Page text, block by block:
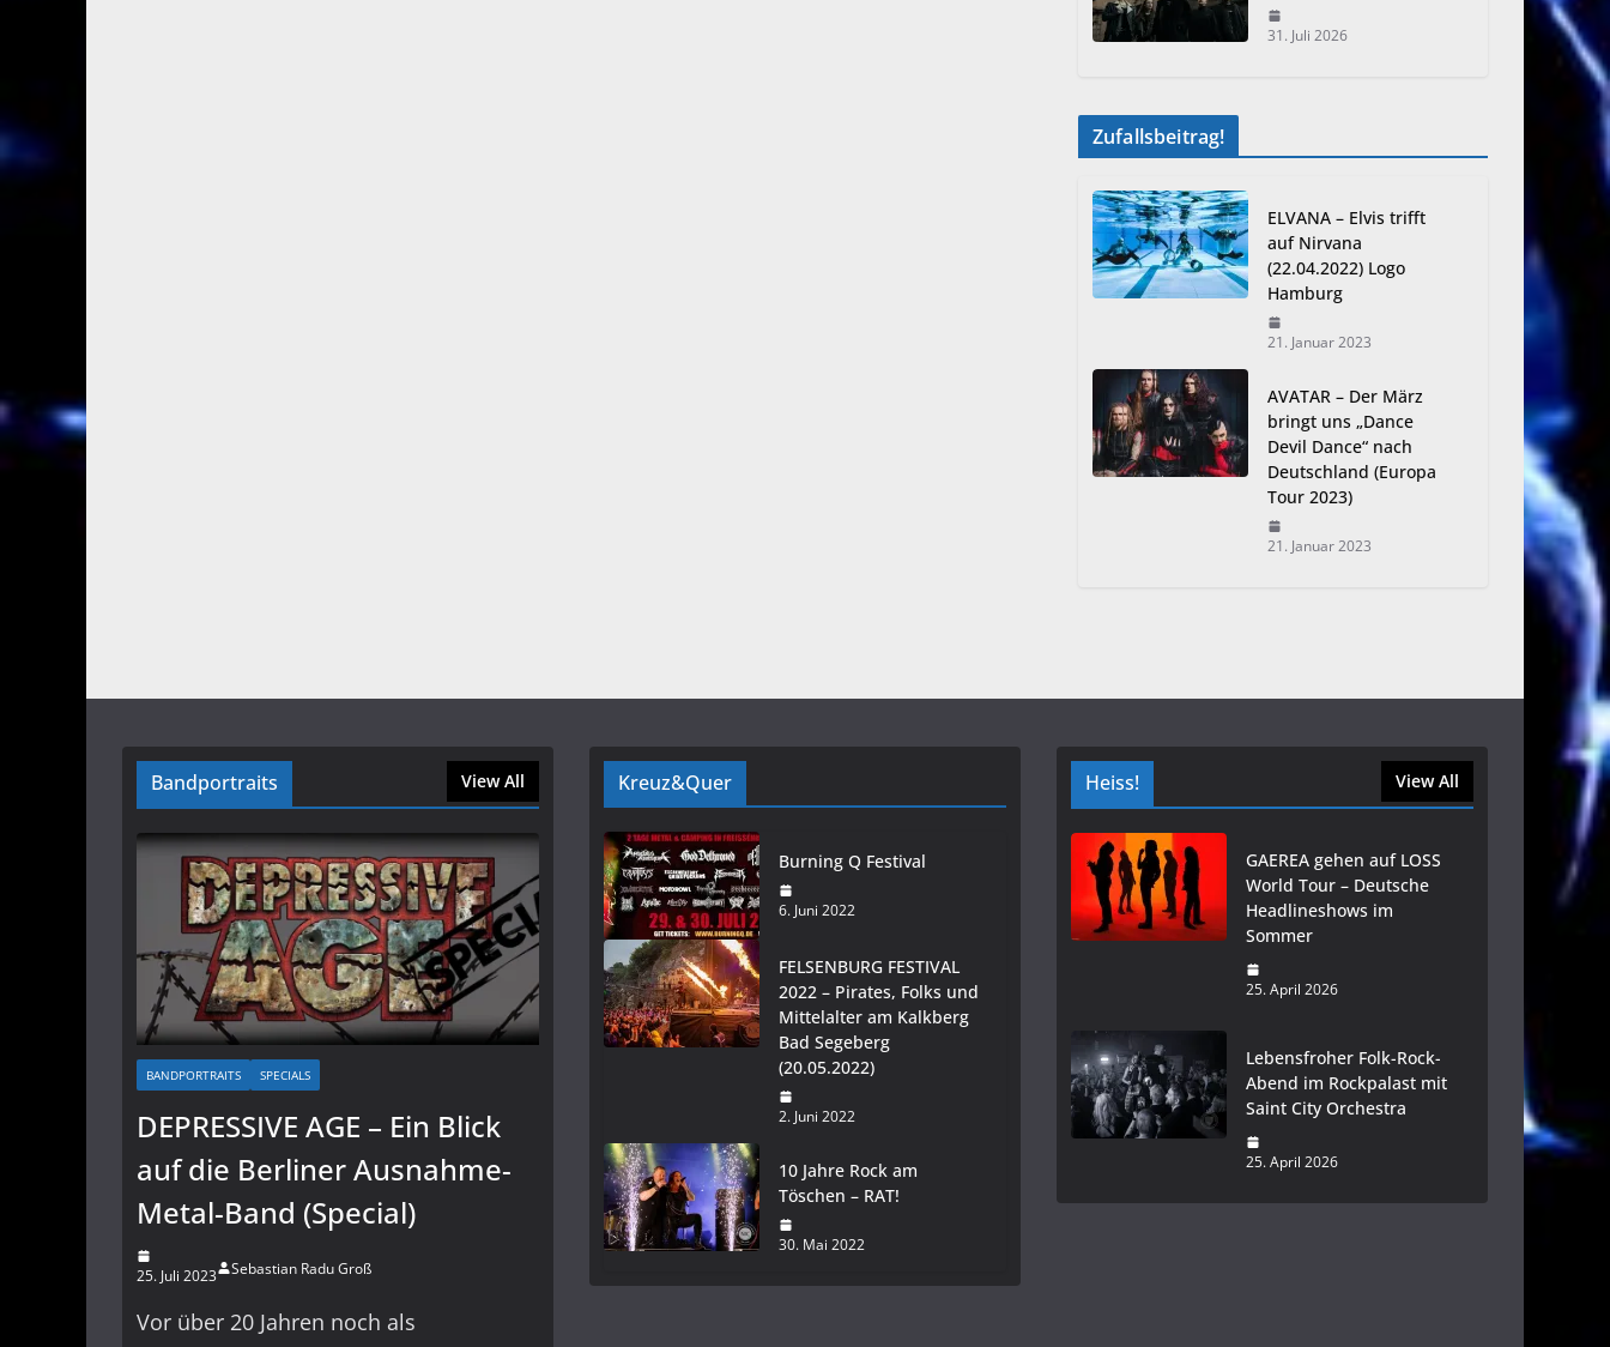
31. Juli 2026
Zufallsbeitrag!
ELVANA – Elvis trifft
auf Nirvana
(22.04.2022) Logo
Hamburg
21. Januar 2023
AVATAR – Der März
bringt uns „Dance
Devil Dance“ nach
Deutschland (Europa
Tour 2023)
21. Januar 2023
Bandportraits View All
BANDPORTRAITS SPECIALS
DEPRESSIVE AGE – Ein Blick
auf die Berliner Ausnahme-
Metal-Band (Special)
25. Juli 2023 Sebastian Radu Groß
Vor über 20 Jahren noch als
Kreuz&Quer
Burning Q Festival
6. Juni 2022
FELSENBURG FESTIVAL
2022 – Pirates, Folks und
Mittelalter am Kalkberg
Bad Segeberg
(20.05.2022)
2. Juni 2022
10 Jahre Rock am
Töschen – RAT!
30. Mai 2022
Heiss! View All
GAEREA gehen auf LOSS
World Tour – Deutsche
Headlineshows im
Sommer
25. April 2026
Lebensfroher Folk-Rock-
Abend im Rockpalast mit
Saint City Orchestra
25. April 2026